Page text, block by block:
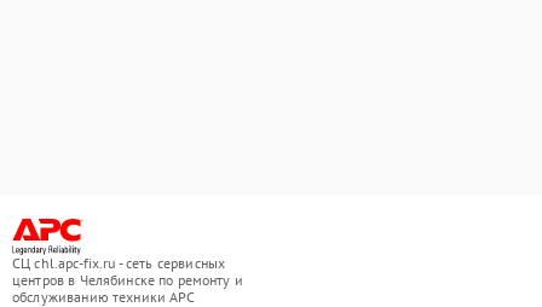
СЦ chl.apc-fix.ru - сеть сервисных
центров в Челябинске по ремонту и
обслуживанию техники APC